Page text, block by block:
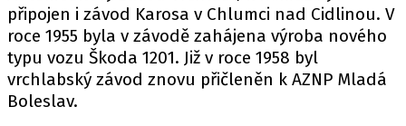
INCORP MEDIA GROUP s.r.o., IČ: 118 23 054
připojen i závod Karosa v Chlumci nad Cidlinou. V
roce 1955 byla v závodě zahájena výroba nového
typu vozu Škoda 1201. Již v roce 1958 byl
vrchlabský závod znovu přičleněn k AZNP Mladá
Boleslav.